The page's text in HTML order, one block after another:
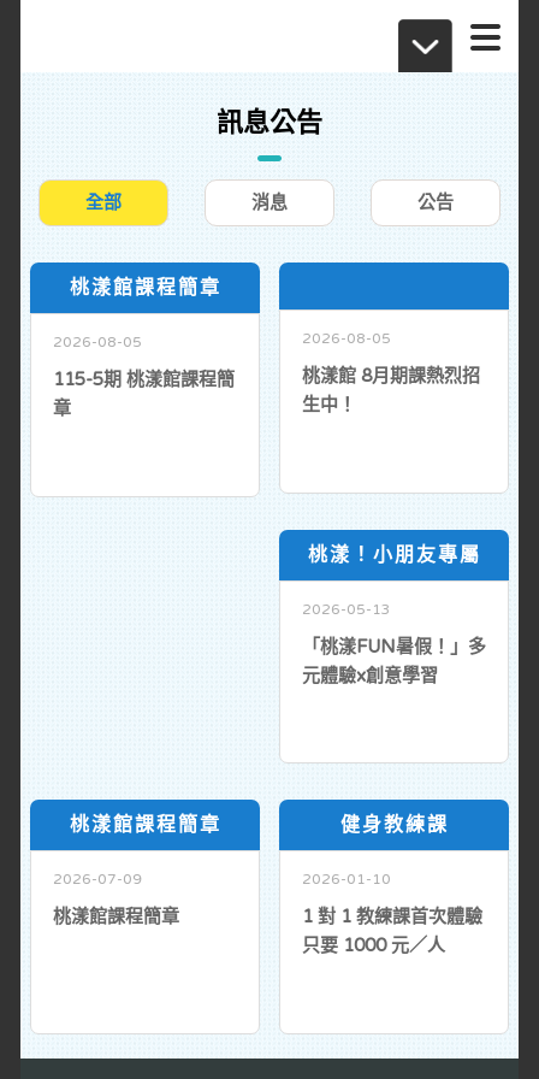
訊息公告
全部 消息 公告
桃漾館課程簡章
2026-08-05
115-5期 桃漾館課程簡
章
2026-08-05
桃漾館 8月期課熱烈招
生中！
桃漾！小朋友專屬
2026-05-13
「桃漾FUN暑假！」多
元體驗x創意學習
桃漾館課程簡章
2026-07-09
桃漾館課程簡章
健身教練課
2026-01-10
1 對 1 教練課首次體驗
只要 1000 元／人